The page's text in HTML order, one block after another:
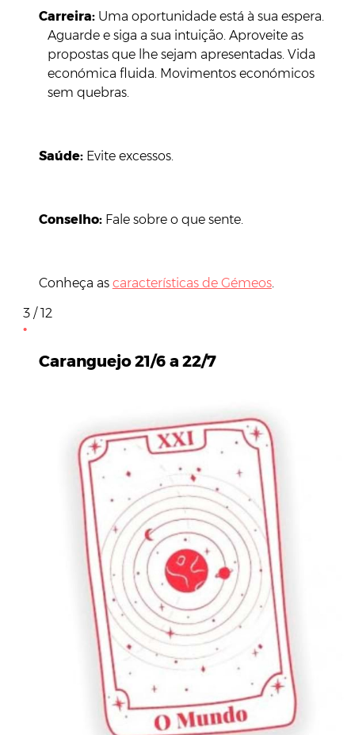
Carreira: Uma oportunidade está à sua espera.
Aguarde e siga a sua intuição. Aproveite as
propostas que lhe sejam apresentadas. Vida
económica fluida. Movimentos económicos
sem quebras.
Saúde: Evite excessos.
Conselho: Fale sobre o que sente.
Conheça as características de Gémeos.
3 / 12
Caranguejo 21/6 a 22/7